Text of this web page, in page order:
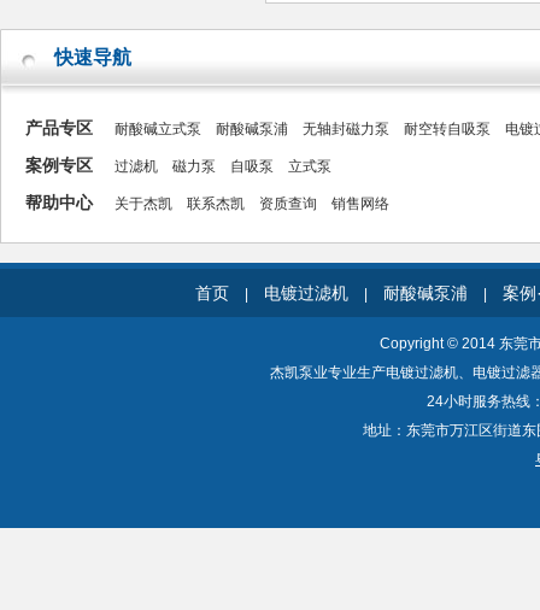
快速导航
产品专区 耐酸碱立式泵 耐酸碱泵浦 无轴封磁力泵 耐空转自吸泵 电镀
案例专区 过滤机 磁力泵 自吸泵 立式泵
帮助中心 关于杰凯 联系杰凯 资质查询 销售网络
首页 电镀过滤机 耐酸碱泵浦 案例
Copyright © 2014 东莞
杰凯泵业专业生产电镀过滤机、电镀过滤
24小时服务热线
地址：东莞市万江区街道